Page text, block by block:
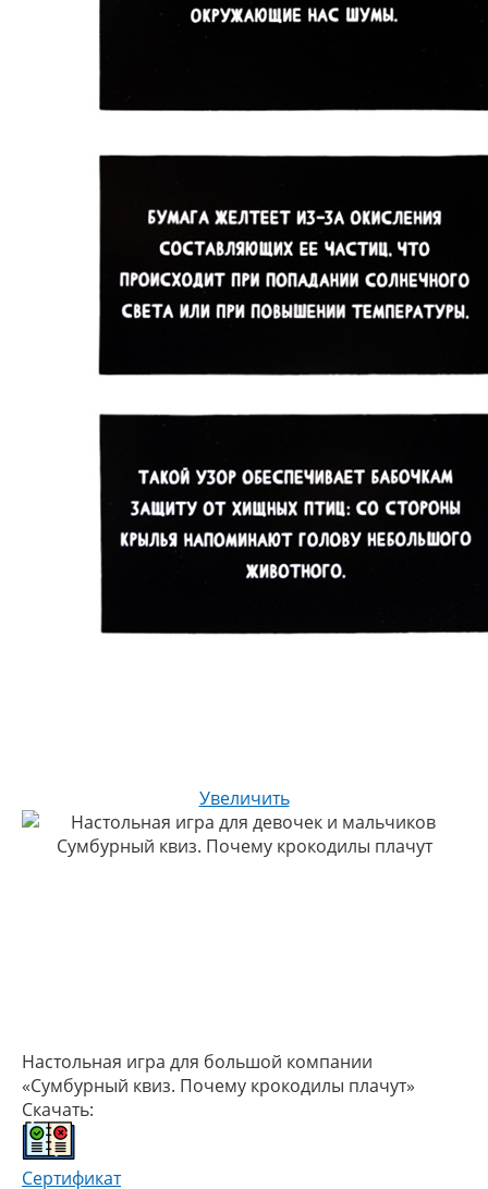
Увеличить
Настольная игра для большой компании
«Сумбурный квиз. Почему крокодилы плачут»
Скачать:
Сертификат